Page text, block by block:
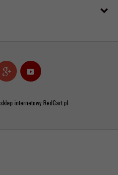
sklep internetowyRedCart.pl